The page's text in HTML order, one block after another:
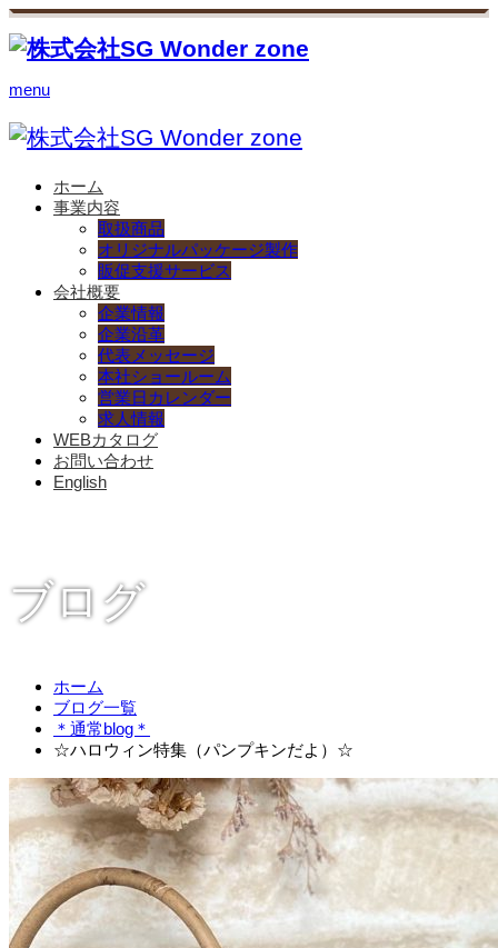
menu
ホーム
事業内容
取扱商品
オリジナルパッケージ製作
販促支援サービス
会社概要
企業情報
企業沿革
代表メッセージ
本社ショールーム
営業日カレンダー
求人情報
WEBカタログ
お問い合わせ
English
ブログ
ホーム
ブログ一覧
＊通常blog＊
☆ハロウィン特集（パンプキンだよ）☆